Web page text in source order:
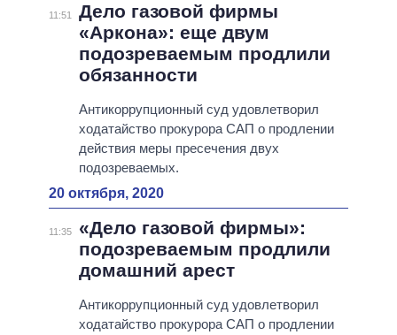
11:51
Дело газовой фирмы
«Аркона»: еще двум
подозреваемым продлили
обязанности
Антикоррупционный суд удовлетворил
ходатайство прокурора САП о продлении
действия меры пресечения двух
подозреваемых.
20 октября, 2020
11:35
«Дело газовой фирмы»:
подозреваемым продлили
домашний арест
Антикоррупционный суд удовлетворил
ходатайство прокурора САП о продлении